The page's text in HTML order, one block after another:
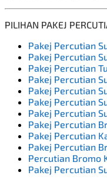
PILIHAN PAKEJ
Pakej Percutian
Pakej Percutian
Pakej Percutian
Pakej Percutian
Pakej Percutian
Pakej Percutian
Pakej Percutian
Pakej Percutian
Pakej Percutian
Pakej Percutian
Percutian Bromo
Pakej Percutian